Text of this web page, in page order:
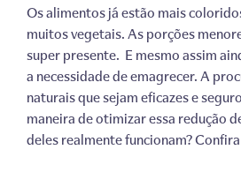
Os alimentos já estão mais
muitos vegetais. As porções
super presente. E mesmo assim
a necessidade de emagrecer. A
naturais que sejam eficazes e
maneira de otimizar essa redução
deles realmente funcionam?